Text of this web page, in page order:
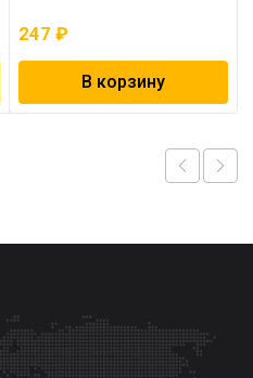
247₽
В корзину